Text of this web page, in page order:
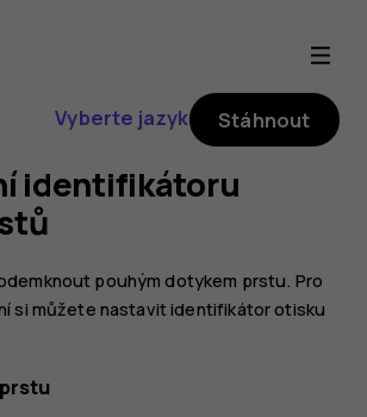
Vyberte jazyk Stáhnout
identifikátoru
pouhým dotykem prstu. Pro
si můžete nastavit identifikátor otisku